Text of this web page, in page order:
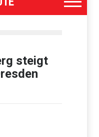
steigt